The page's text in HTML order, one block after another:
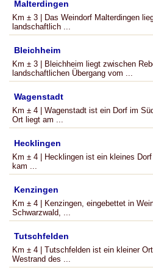
Malterdingen
Km ± 3 | Das Weindorf Malterdingen
landschaftlich ...
Bleichheim
Km ± 3 | Bleichheim liegt zwischen
landschaftlichen Übergang vom ...
Wagenstadt
Km ± 4 | Wagenstadt ist ein Dorf im
Ort liegt am ...
Hecklingen
Km ± 4 | Hecklingen ist ein kleines
kam ...
Kenzingen
Km ± 4 | Kenzingen, eingebettet in
Schwarzwald, ...
Tutschfelden
Km ± 4 | Tutschfelden ist ein kleiner
Westrand des ...